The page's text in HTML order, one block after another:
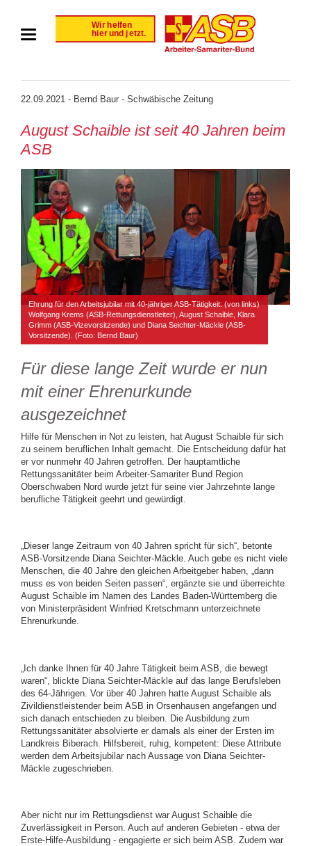
22.09.2021 - Bernd Baur - Schwäbische Zeitung
August Schaible ist seit 40 Jahren beim
ASB
Ehrung für den Arbeitsjubilar mit 40-jähriger ASB-Tätigkeit: (von links)
Wolfgang Krems (ASB-Rettungsdienstleiter), August Schaible, Klara
Grimm (ASB-Vizevorsitzende) und Diana Seichter-Mäckle (ASB-
Vorsitzende). (Foto: Bernd Baur)
Für diese lange Zeit wurde er nun
mit einer Ehrenurkunde
ausgezeichnet
Hilfe für Menschen in Not zu leisten, hat August Schaible für sich
zu seinem beruflichen Inhalt gemacht. Die Entscheidung dafür hat
er vor nunmehr 40 Jahren getroffen. Der hauptamtliche
Rettungssanitäter beim Arbeiter-Samariter Bund Region
Oberschwaben Nord wurde jetzt für seine vier Jahrzehnte lange
berufliche Tätigkeit geehrt und gewürdigt.
„Dieser lange Zeitraum von 40 Jahren spricht für sich“, betonte
ASB-Vorsitzende Diana Seichter-Mäckle. Auch gebe es nicht viele
Menschen, die 40 Jahre den gleichen Arbeitgeber haben, „dann
muss es von beiden Seiten passen“, ergänzte sie und überreichte
August Schaible im Namen des Landes Baden-Württemberg die
von Ministerpräsident Winfried Kretschmann unterzeichnete
Ehrenurkunde.
„Ich danke Ihnen für 40 Jahre Tätigkeit beim ASB, die bewegt
waren“, blickte Diana Seichter-Mäckle auf das lange Berufsleben
des 64-Jährigen. Vor über 40 Jahren hatte August Schaible als
Zivildienstleistender beim ASB in Orsenhausen angefangen und
sich danach entschieden zu bleiben. Die Ausbildung zum
Rettungssanitäter absolvierte er damals als einer der Ersten im
Landkreis Biberach. Hilfsbereit, ruhig, kompetent: Diese Attribute
werden dem Arbeitsjubilar nach Aussage von Diana Seichter-
Mäckle zugeschrieben.
Aber nicht nur im Rettungsdienst war August Schaible die
Zuverlässigkeit in Person. Auch auf anderen Gebieten - etwa der
Erste-Hilfe-Ausbildung - engagierte er sich beim ASB. Zudem war